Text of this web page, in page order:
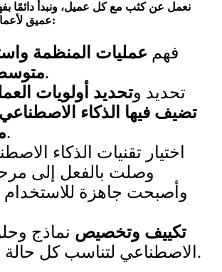
عميق لأعماله. ويستند نهجنا إلى:
فهم عمليات المنظمة
.
تحديد وتحديد أولويات
تضيف فيها الذكاء الاصطناعي
.
اختيار تقنيات الذكاء
وصلت بالفعل إلى
وأصبحت جاهزة للاستخدام
تكييف وتخصيص نماذج
الاصطناعي لتناسب كل حالة على حدة.